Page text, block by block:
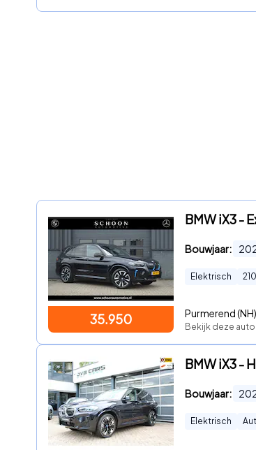
35.950
BMW iX3 -
Bouwjaar:
Elektrisch 210
Purmerend (NH)
Bekijk deze auto
BMW iX3 -
Bouwjaar:
Elektrisch